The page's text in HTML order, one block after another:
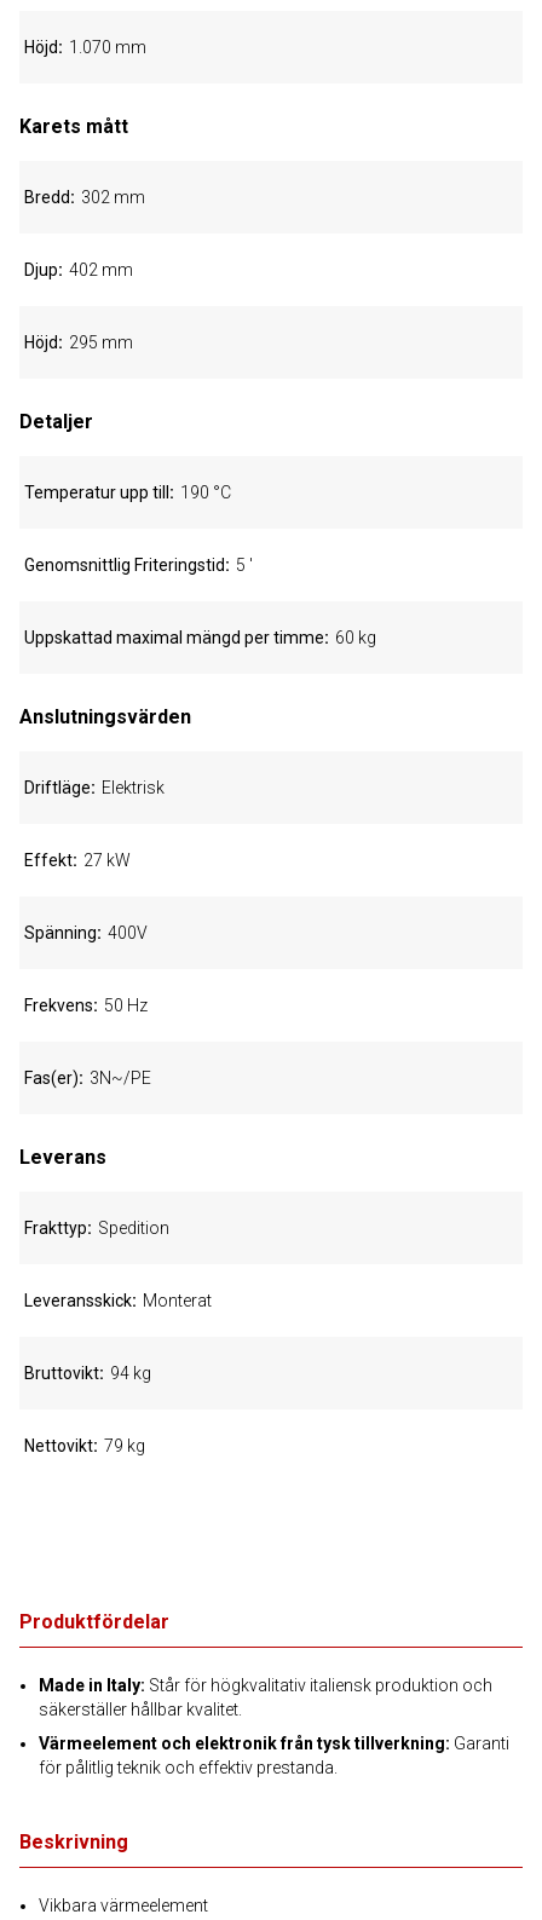
Produktfördelar
Made in Italy: Står för högkvalitativ italiensk produktion och
säkerställer hållbar kvalitet.
Värmeelement och elektronik från tysk tillverkning: Garanti
för pålitlig teknik och effektiv prestanda.
Beskrivning
Vikbara värmeelement
Höjd 1.070 mm
Karets mått
Bredd 302 mm
Djup 402 mm
Höjd 295 mm
Detaljer
Temperatur upp till 190 °C
Genomsnittlig Friteringstid 5 '
Uppskattad maximal mängd per timme 60 kg
Anslutningsvärden
Driftläge Elektrisk
Effekt 27 kW
Spänning 400V
Frekvens 50 Hz
Fas(er) 3N~/PE
Leverans
Frakttyp Spedition
Leveransskick Monterat
Bruttovikt 94 kg
Nettovikt 79 kg